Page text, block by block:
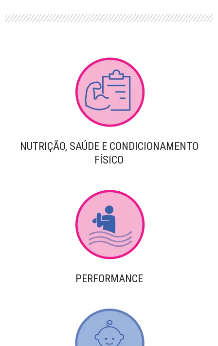
NUTRIÇÃO, SAÚDE E CONDICIONAMENTO
FÍSICO
PERFORMANCE